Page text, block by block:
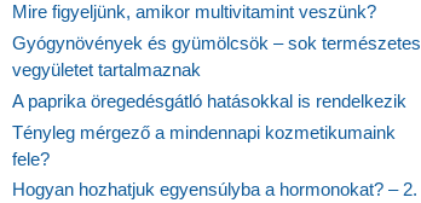
Mire figyeljünk, amikor multivitamint veszünk?
Gyógynövények és gyümölcsök – sok természetes
vegyületet tartalmaznak
A paprika öregedésgátló hatásokkal is rendelkezik
Tényleg mérgező a mindennapi kozmetikumaink
fele?
Hogyan hozhatjuk egyensúlyba a hormonokat? – 2.